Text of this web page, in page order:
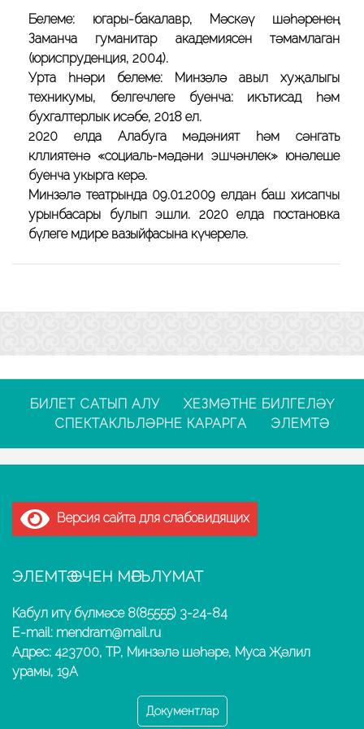
Белеме: югары-бакалавр, Мәскәү шәһәренең
Заманча гуманитар академиясен тәмамлаган
(юриспруденция, 2004).
Урта һөнәри белеме: Минзәлә авыл хуҗалыгы
техникумы, белгечлеге буенча: икътисад һәм
бухгалтерлык исәбе, 2018 ел.
2020 елда Алабуга мәдәният һәм сәнгать
көллиятенә «социаль-мәдәни эшчәнлек» юнәлеше
буенча укырга керә.
Минзәлә театрында 09.01.2009 елдан баш хисапчы
урынбасары булып эшли. 2020 елда постановка
бүлеге мөдире вазыйфасына күчерелә.
БИЛЕТ САТЫП АЛУ
ХЕЗМӘТНЕ БИЛГЕЛӘҮ
СПЕКТАКЛЬЛӘРНЕ КАРАРГА
ЭЛЕМТӘ
Версия сайта для слабовидящих
ЭЛЕМТӘ ӨЧЕН МӘГЪЛҮМАТ
Кабул итү бүлмәсе 8(85555) 3-24-84
E-mail: mendram@mail.ru
Адрес: 423700, ТР, Минзәлә шәһәре, Муса Җәлил
урамы, 19А
Документлар